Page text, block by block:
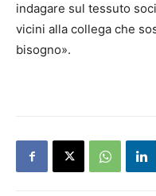
indagare sul tessuto
vicini alla collega che
bisogno».